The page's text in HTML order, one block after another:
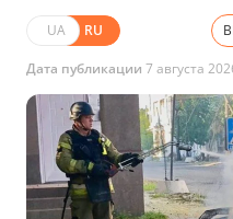
UA RU
Дата публикации 7 августа